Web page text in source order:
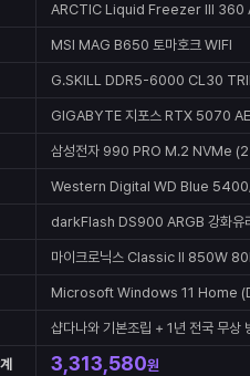
ARCTIC Liquid Freezer III 360
MSI MAG B650 토마호크 WIFI
G.SKILL DDR5-6000 CL30
GIGABYTE 지포스 RTX 5070
삼성전자 990 PRO M.2 NVMe
Western Digital WD Blue
darkFlash DS900 ARGB 강화유
마이크로닉스 Classic II 850W
Microsoft Windows 11 Home
샵다나와 기본조립 + 1년 전국 무상
3,313,580원